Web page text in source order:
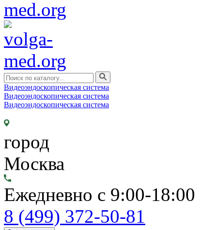
Видеоэндоскопическая система
Видеоэндоскопическая система
Видеоэндоскопическая система
город
Москва
Ежедневно с 9:00-18:00
8 (499) 372-50-81